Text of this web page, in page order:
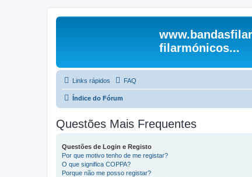
filarmónicos...
Links rápidos FAQ
Índice do Fórum
Questões Mais Frequentes
Questões de Login e Registo
Por que motivo tenho de me registar?
O que significa COPPA?
Porque não me posso registar?